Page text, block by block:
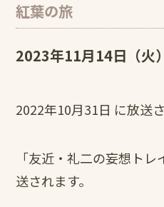
紅葉の旅
2023年11月14日（火
2022年10月31日 に放送
「友近・礼二の妄想ト
送されます。